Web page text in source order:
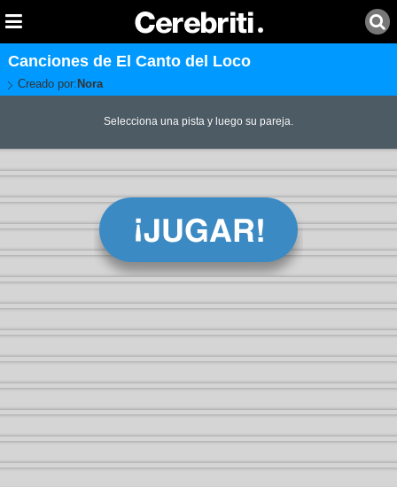
Canciones de El Canto del Loco
Creado por: Nora
Selecciona una pista y luego su pareja.